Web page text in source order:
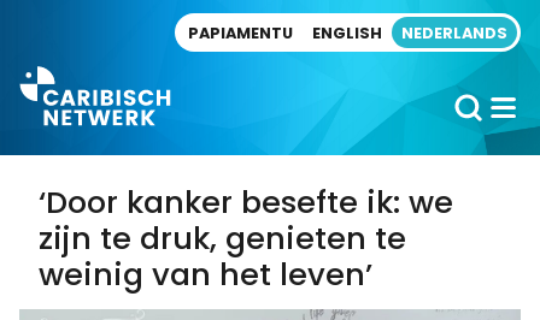
PAPIAMENTU ENGLISH NEDERLANDS
‘Door kanker besefte ik: we
zijn te druk, genieten te
weinig van het leven’